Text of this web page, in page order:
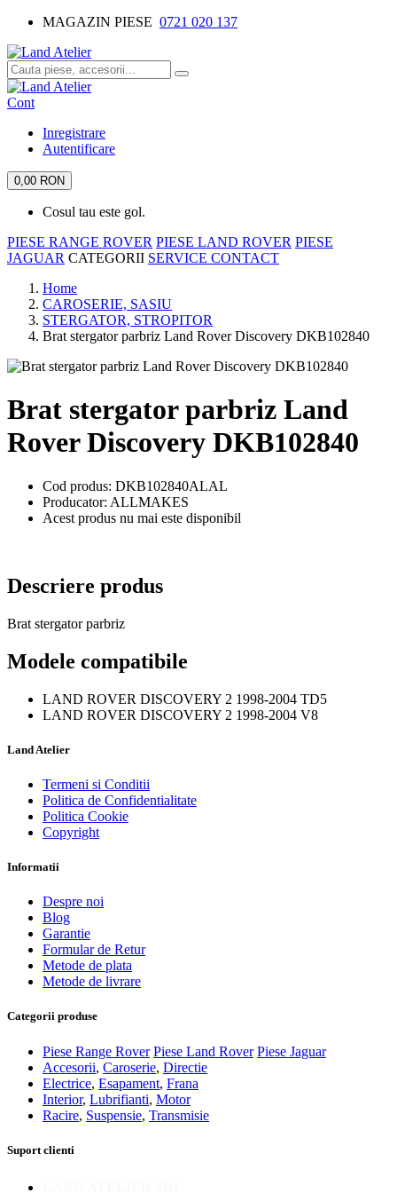
MAGAZIN PIESE 0721 020 137
Cont
Inregistrare
Autentificare
0,00 RON
Cosul tau este gol.
PIESE RANGE ROVER PIESE LAND ROVER PIESE
JAGUAR CATEGORII SERVICE CONTACT
Home
CAROSERIE, SASIU
STERGATOR, STROPITOR
Brat stergator parbriz Land Rover Discovery DKB102840
Brat stergator parbriz Land
Rover Discovery DKB102840
Cod produs: DKB102840ALAL
Producator: ALLMAKES
Acest produs nu mai este disponibil
Descriere produs
Brat stergator parbriz
Modele compatibile
LAND ROVER DISCOVERY 2 1998-2004 TD5
LAND ROVER DISCOVERY 2 1998-2004 V8
Land Atelier
Termeni si Conditii
Politica de Confidentialitate
Politica Cookie
Copyright
Informatii
Despre noi
Blog
Garantie
Formular de Retur
Metode de plata
Metode de livrare
Categorii produse
Piese Range Rover Piese Land Rover Piese Jaguar
Accesorii, Caroserie, Directie
Electrice, Esapament, Frana
Interior, Lubrifianti, Motor
Racire, Suspensie, Transmisie
Suport clienti